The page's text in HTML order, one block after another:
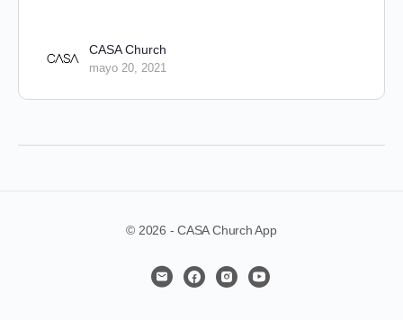
CASA Church
mayo 20, 2021
© 2026 - CASA Church App